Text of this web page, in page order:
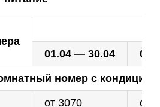
01.04 — 30.04
номер с
от 3070 от